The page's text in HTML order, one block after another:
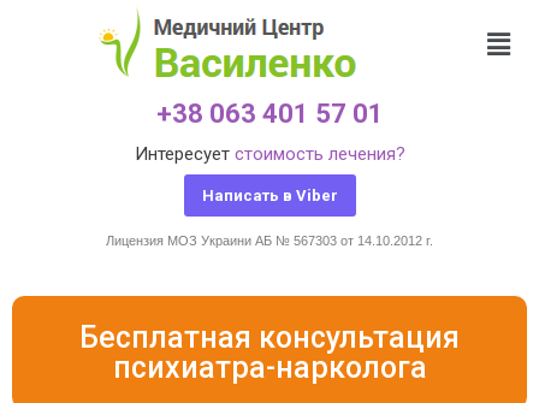
+38 063 401 57 01
Интересует стоимость лечения?
Написать в Viber
Лицензия МОЗ Украини АБ № 567303 от 14.10.2012 г.
Бесплатная консультация
психиатра-нарколога